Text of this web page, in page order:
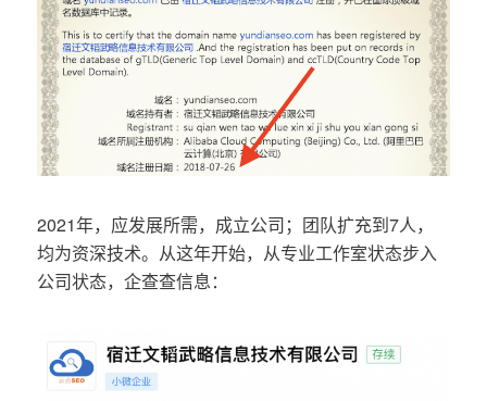
2021年，应发展所需，成立公司；团队扩充到7人，
均为资深技术。从这年开始，从专业工作室状态步入
公司状态，企查查信息：